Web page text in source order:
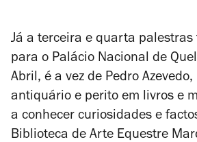
Já a terceira e quarta palestras
para o Palácio Nacional de
Abril, é a vez de Pedro
antiquário e perito em livros e
a conhecer curiosidades e
Biblioteca de Arte Equestre